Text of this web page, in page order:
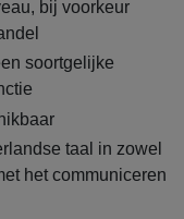
bij voorkeur
soortgelijke
taal in zowel
het communiceren